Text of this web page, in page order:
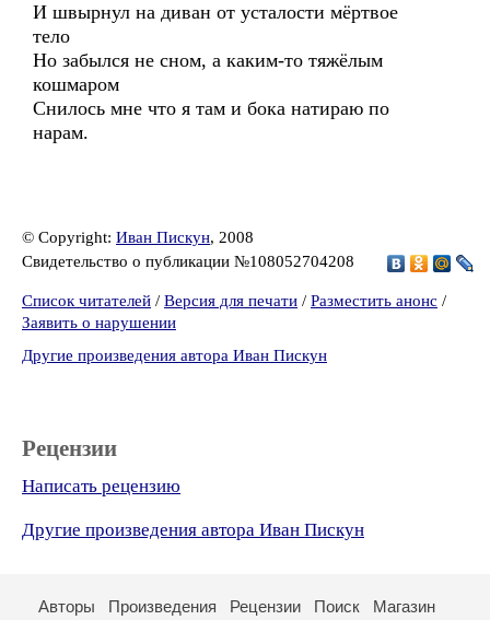
И швырнул на диван от усталости мёртвое
тело
Но забылся не сном, а каким-то тяжёлым
кошмаром
Снилось мне что я там и бока натираю по
нарам.
© Copyright: Иван Пискун, 2008
Свидетельство о публикации №108052704208
Список читателей / Версия для печати / Разместить анонс /
Заявить о нарушении
Другие произведения автора Иван Пискун
Рецензии
Написать рецензию
Другие произведения автора Иван Пискун
Авторы Произведения Рецензии Поиск
Магазин